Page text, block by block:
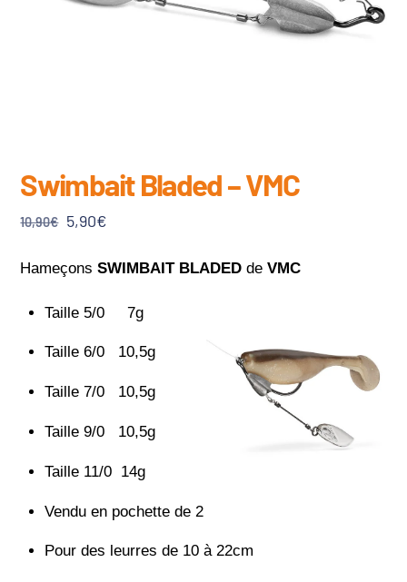
Swimbait Bladed – VMC
10,90€ Le
initial
10,90€.
5,90€Le
actuel
5,90€.
HameçonsSWIMBAIT BLADED deVMC
Taille 5/0 7g
Taille 6/0 10,5g
Taille 7/0 10,5g
Taille 9/0 10,5g
Taille 11/0 14g
Vendu en pochette de 2
Pour des leurres de 10 à 22cm